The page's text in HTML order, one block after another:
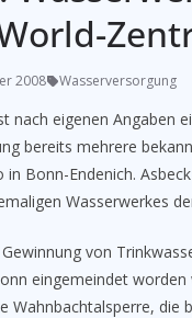
2008 Wasserversorgung
nach eigenen Angaben
bereits mehrere
in Bonn-Endenich.
Wasserwerkes
von
eingemeindet
Wahnbachtalsperre, die